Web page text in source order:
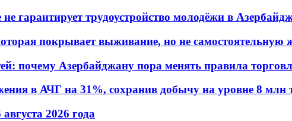
гарантирует трудоустройство молодёжи в
покрывает выживание, но не самостоятельную
почему Азербайджану пора менять правила
в АЧГ на 31%, сохранив добычу на уровне 8 млн
2026 года